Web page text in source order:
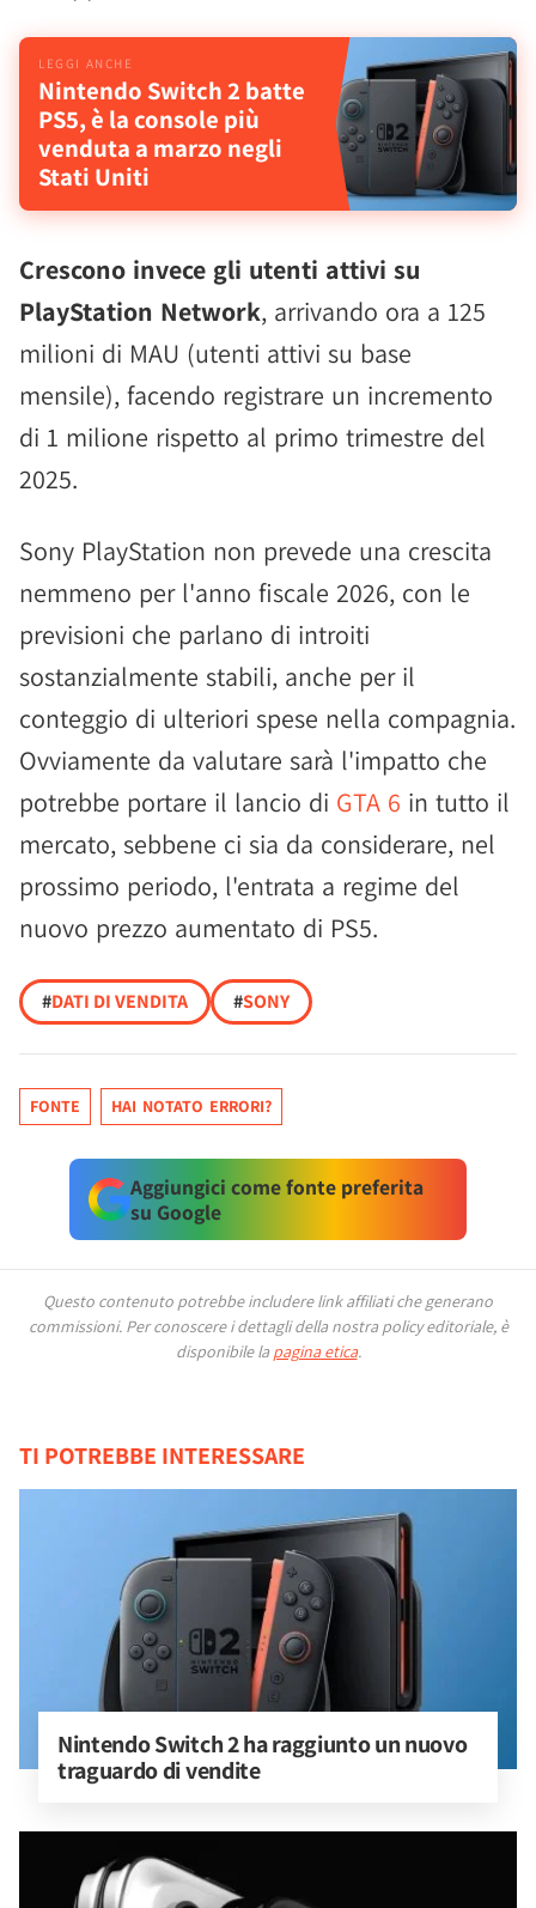
Nintendo Switch 2 batte
PS5, è la console più
venduta a marzo negli
Stati Uniti
Crescono invece gli utenti attivi su
PlayStation Network, arrivando ora a 125
milioni di MAU (utenti attivi su base
mensile), facendo registrare un incremento
di 1 milione rispetto al primo trimestre del
2025.
Sony PlayStation non prevede una crescita
nemmeno per l'anno fiscale 2026, con le
previsioni che parlano di introiti
sostanzialmente stabili, anche per il
conteggio di ulteriori spese nella compagnia.
Ovviamente da valutare sarà l'impatto che
potrebbe portare il lancio di GTA 6 in tutto il
mercato, sebbene ci sia da considerare, nel
prossimo periodo, l'entrata a regime del
nuovo prezzo aumentato di PS5.
#DATI DI VENDITA #SONY
FONTE HAI NOTATO ERRORI?
Aggiungici come fonte preferita
su Google
Questo contenuto potrebbe includere link affiliati che generano
commissioni. Per conoscere i dettagli della nostra policy editoriale, è
disponibile la pagina etica.
TI POTREBBE INTERESSARE
Nintendo Switch 2 ha raggiunto un nuovo
traguardo di vendite